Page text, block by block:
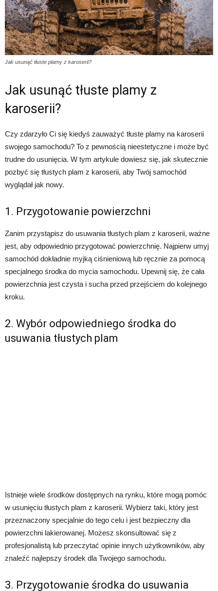
Jak usunąć tłuste plamy z karoserii?
Jak usunąć tłuste plamy z
karoserii?
Czy zdarzyło Ci się kiedyś zauważyć tłuste plamy na karoserii
swojego samochodu? To z pewnością nieestetyczne i może być
trudne do usunięcia. W tym artykule dowiesz się, jak skutecznie
pozbyć się tłustych plam z karoserii, aby Twój samochód
wyglądał jak nowy.
1. Przygotowanie powierzchni
Zanim przystąpisz do usuwania tłustych plam z karoserii, ważne
jest, aby odpowiednio przygotować powierzchnię. Najpierw umyj
samochód dokładnie myjką ciśnieniową lub ręcznie za pomocą
specjalnego środka do mycia samochodu. Upewnij się, że cała
powierzchnia jest czysta i sucha przed przejściem do kolejnego
kroku.
2. Wybór odpowiedniego środka do
usuwania tłustych plam
Istnieje wiele środków dostępnych na rynku, które mogą pomóc
w usunięciu tłustych plam z karoserii. Wybierz taki, który jest
przeznaczony specjalnie do tego celu i jest bezpieczny dla
powierzchni lakierowanej. Możesz skonsultować się z
profesjonalistą lub przeczytać opinie innych użytkowników, aby
znaleźć najlepszy środek dla Twojego samochodu.
3. Przygotowanie środka do usuwania